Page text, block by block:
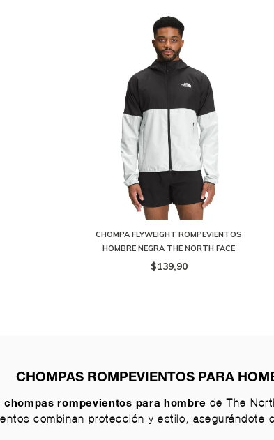
CHOMPA FLYWEIGHT ROMPEVIENTOS
HOMBRE NEGRA THE NORTH FACE
$139,90
CHOMPAS ROMPEVIENTOS PARA
chompas rompevientos para hombre de The
combinan protección y estilo, asegurándote